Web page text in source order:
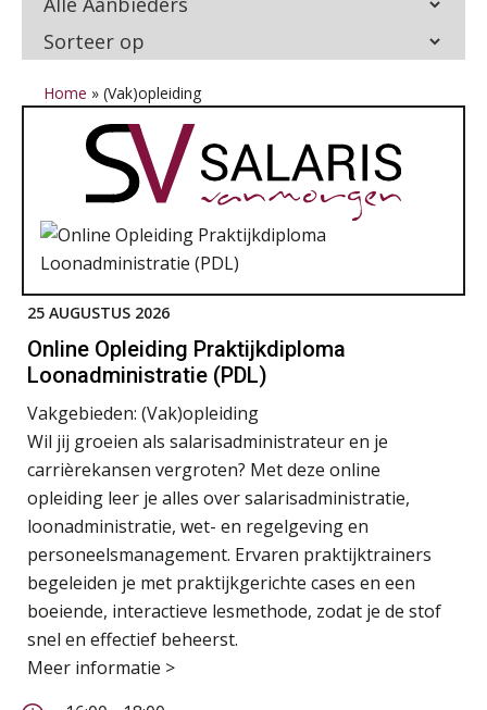
Home » (Vak)opleiding
25 AUGUSTUS 2026
Online Opleiding Praktijkdiploma
Loonadministratie (PDL)
Vakgebieden: (Vak)opleiding
Wil jij groeien als salarisadministrateur en je
carrièrekansen vergroten? Met deze online
opleiding leer je alles over salarisadministratie,
loonadministratie, wet- en regelgeving en
personeelsmanagement. Ervaren praktijktrainers
begeleiden je met praktijkgerichte cases en een
boeiende, interactieve lesmethode, zodat je de stof
snel en effectief beheerst.
Meer informatie >